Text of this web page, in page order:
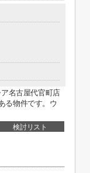
名古屋代官町店
る物件です。ウ
検討リスト